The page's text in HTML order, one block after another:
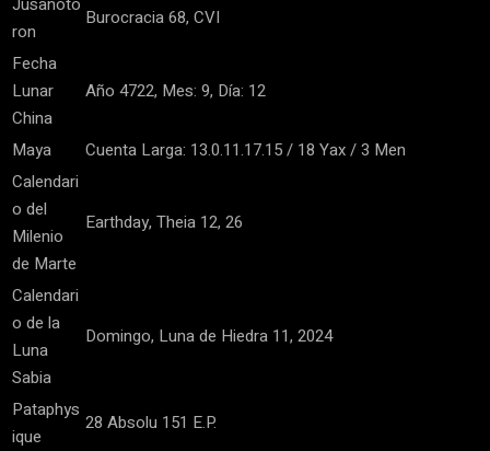
ron
Burocracia 68, CVI
Fecha
Lunar
China
Año 4722, Mes: 9, Día: 12
Maya
Cuenta Larga: 13.0.11.17.15 / 18 Yax / 3 Men
Calendari
o del
Milenio
de Marte
Earthday, Theia 12, 26
Calendari
o de la
Luna
Sabia
Domingo, Luna de Hiedra 11, 2024
Pataphys
ique
28 Absolu 151 E.P.